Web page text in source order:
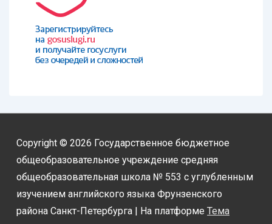
Copyright © 2026 Государственное бюджетное
общеобразовательное учреждение средняя
общеобразовательная школа № 553 с углубленным
изучением английского языка Фрунзенского
района Санкт-Петербурга | На платформе Тема